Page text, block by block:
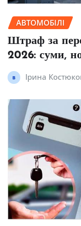
АВТОМОБІЛІ
Штраф за
2026: суми,
Ірина